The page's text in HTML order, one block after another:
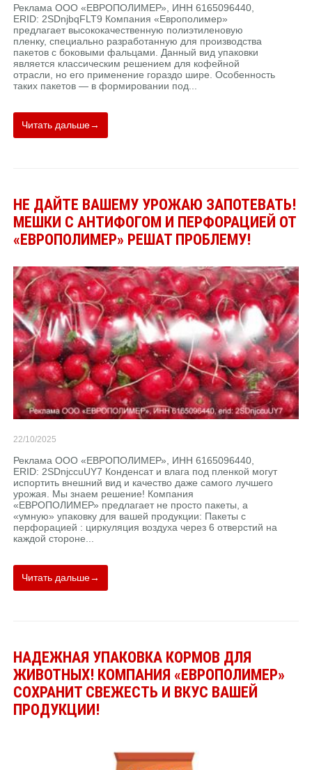
Реклама ООО «ЕВРОПОЛИМЕР», ИНН 6165096440,
ERID: 2SDnjbqFLT9 Компания «Европолимер»
предлагает высококачественную полиэтиленовую
пленку, специально разработанную для производства
пакетов с боковыми фальцами. Данный вид упаковки
является классическим решением для кофейной
отрасли, но его применение гораздо шире. Особенность
таких пакетов — в формировании под...
Читать дальше→
НЕ ДАЙТЕ ВАШЕМУ УРОЖАЮ ЗАПОТЕВАТЬ!
МЕШКИ С АНТИФОГОМ И ПЕРФОРАЦИЕЙ ОТ
«ЕВРОПОЛИМЕР» РЕШАТ ПРОБЛЕМУ!
22/10/2025
Реклама ООО «ЕВРОПОЛИМЕР», ИНН 6165096440,
ERID: 2SDnjccuUY7 Конденсат и влага под пленкой могут
испортить внешний вид и качество даже самого лучшего
урожая. Мы знаем решение! Компания
«ЕВРОПОЛИМЕР» предлагает не просто пакеты, а
«умную» упаковку для вашей продукции: Пакеты с
перфорацией : циркуляция воздуха через 6 отверстий на
каждой стороне...
Читать дальше→
НАДЕЖНАЯ УПАКОВКА КОРМОВ ДЛЯ
ЖИВОТНЫХ! КОМПАНИЯ «ЕВРОПОЛИМЕР»
СОХРАНИТ СВЕЖЕСТЬ И ВКУС ВАШЕЙ
ПРОДУКЦИИ!